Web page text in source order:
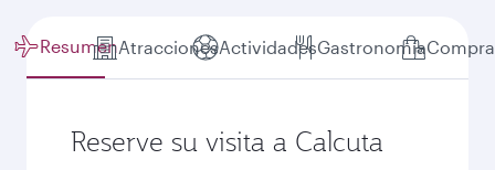
ResumenAtraccionesActividadesGastronomía
Reserve su visita a Calcuta